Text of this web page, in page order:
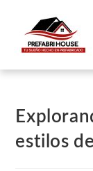
estilos